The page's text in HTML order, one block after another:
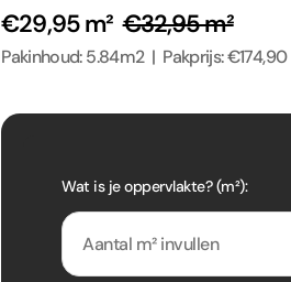
€29,95 m² €32,95 m²
Pakinhoud: 5.84m2 | Pakprijs: €174,90
Wat is je oppervlakte? (m²):